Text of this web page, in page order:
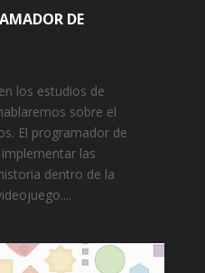
DE
los estudios de
sobre el
El programador de
las
dentro de la